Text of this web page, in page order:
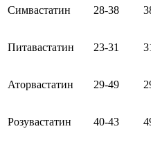
Симвастатин 28-38
Питавастатин 23-31
Аторвастатин 29-49
Розувастатин 40-43